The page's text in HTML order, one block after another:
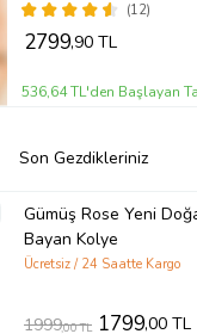
(12)
2799,90 TL
536,64 TL'den Başlayan
Son Gezdikleriniz
Gümüş Rose Yeni
Bayan Kolye
Ücretsiz / 24 Saatte Kargo
1999,00 TL 1799,00 TL